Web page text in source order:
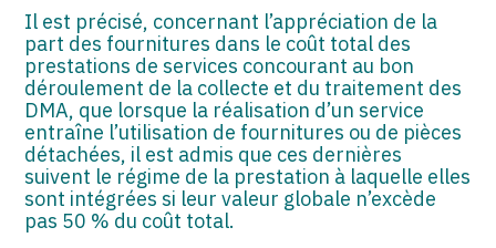
Il est précisé, concernant l’appréciation de la
part des fournitures dans le coût total des
prestations de services concourant au bon
déroulement de la collecte et du traitement des
DMA, que lorsque la réalisation d’un service
entraîne l’utilisation de fournitures ou de pièces
détachées, il est admis que ces dernières
suivent le régime de la prestation à laquelle elles
sont intégrées si leur valeur globale n’excède
pas 50 % du coût total.